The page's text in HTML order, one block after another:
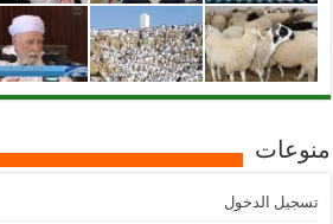
منوعات
تسجيل الدخول